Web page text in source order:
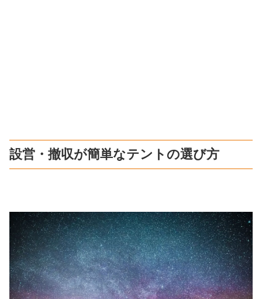
設営・撤収が簡単なテントの選び方